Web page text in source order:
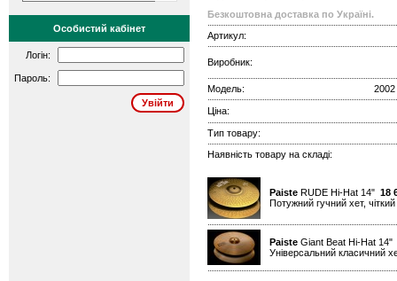
Особистий кабінет
Логін:
Пароль:
Безкоштовна доставка по Україні.
Артикул:
Виробник:
Модель:
Ціна:
Тип товару:
Наявність товару на складі:
Paiste RUDE Hi-Hat 14" 18
Потужний гучний хет,
Paiste Giant Beat Hi-Hat 14"
Універсальний класичний